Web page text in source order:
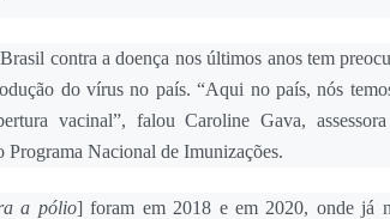
contra a doença nos últimos anos tem
do vírus no país. “Aqui no país, nós
vacinal”, falou Caroline Gava,
Programa Nacional de Imunizações.
a pólio] foram em 2018 e em 2020, onde já